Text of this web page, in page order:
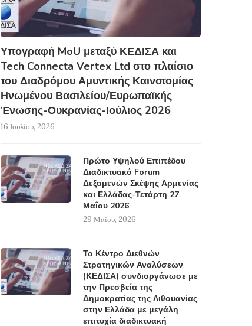
Υπογραφή MoU μεταξύ ΚΕΔΙΣΑ και
Tech Connecta Vertex Ltd στο πλαίσιο
του Διαδρόμου Αμυντικής Καινοτομίας
Ηνωμένου Βασιλείου/Ευρωπαϊκής
Ένωσης-Ουκρανίας-Ιούλιος 2026
16 Ιουλίου, 2026
Πρώτο Υψηλού Επιπέδου
Διαδικτυακό Forum
Δεξαμενών Σκέψης Αρμενίας
και Ελλάδας-Τετάρτη 27
Μαΐου 2026
29 Μαΐου, 2026
Το Κέντρο Διεθνών
Στρατηγικών Αναλύσεων
(ΚΕΔΙΣΑ) συνδιοργάνωσε με
την Πρεσβεία της
Δημοκρατίας της Λιθουανίας
στην Ελλάδα με μεγάλη
επιτυχία διαδικτυακή